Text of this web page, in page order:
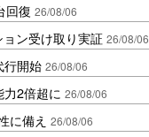
回復 26/08/06
ン受け取り実証 26/08/06
行開始 26/08/06
2倍超に 26/08/06
に備え 26/08/06